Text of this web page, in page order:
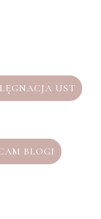
UST
BLOGI